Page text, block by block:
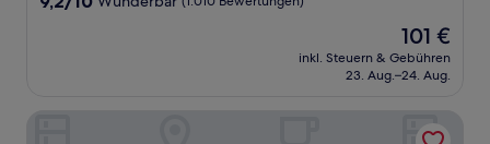
Der
Preis
beträgt
101 €
inkl. Steuern & Gebühren
23. Aug.–24. Aug.